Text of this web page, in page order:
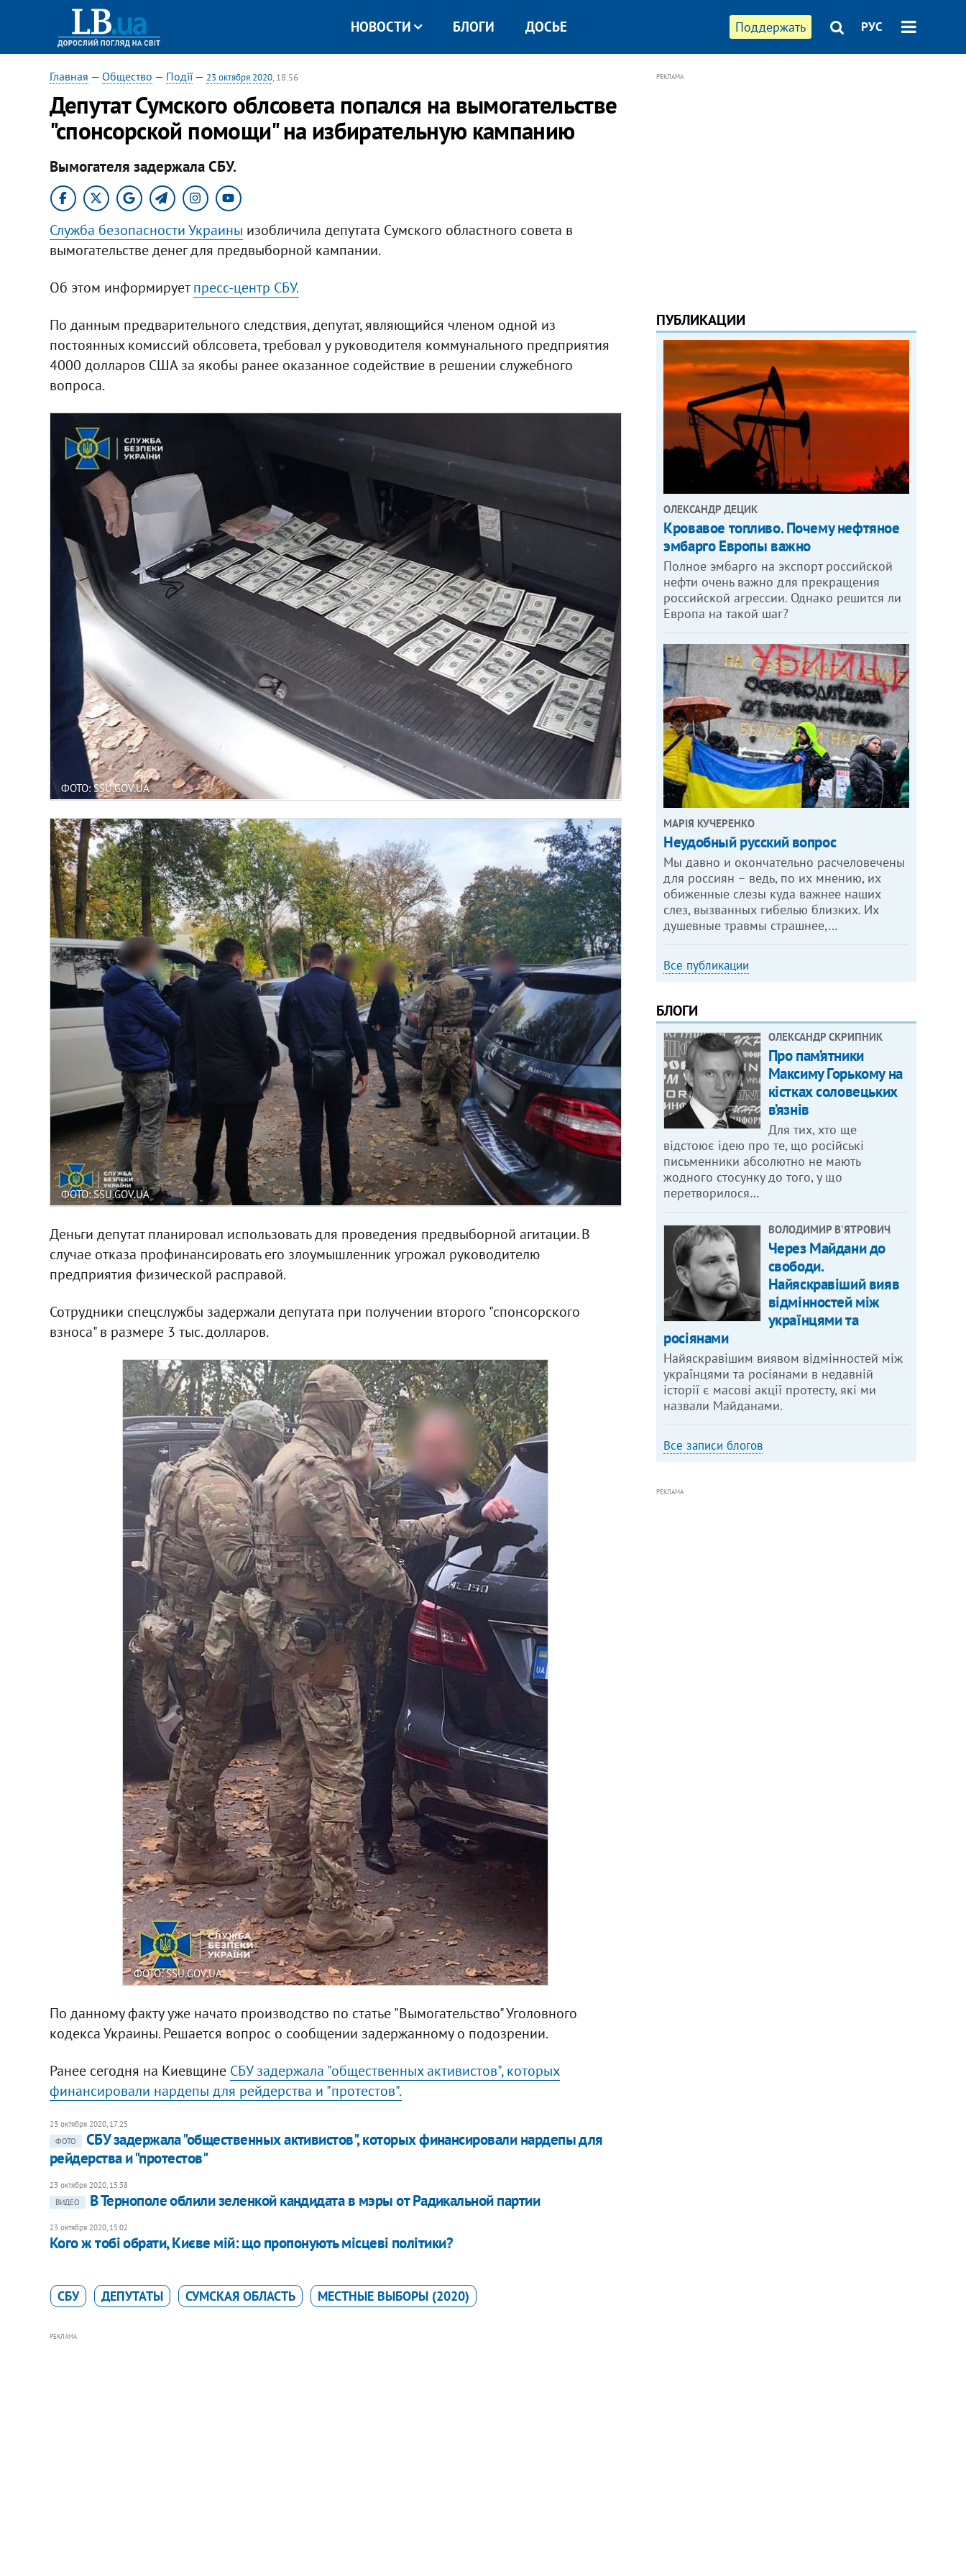
Поддержать РУС
НОВОСТИ БЛОГИ ДОСЬЕ
Главная — Общество — Події— 23 октября 2020, 18:56
Депутат Сумского облсовета попался на вымогательстве
"спонсорской помощи" на избирательную кампанию
Вымогателя задержала СБУ.
Служба безопасности Украины изобличила депутата Сумского областного совета в
вымогательстве денег для предвыборной кампании.
Об этом информируетпресс-центр СБУ.
По данным предварительного следствия, депутат, являющийся членом одной из
постоянных комиссий облсовета, требовал у руководителя коммунального предприятия
4000 долларов США за якобы ранее оказанное содействие в решении служебного
вопроса.
ФОТО: SSU.GOV.UA
ФОТО: SSU.GOV.UA
Деньги депутат планировал использовать для проведения предвыборной агитации. В
случае отказа профинансировать его злоумышленник угрожал руководителю
предприятия физической расправой.
Сотрудники спецслужбы задержали депутата при получении второго "спонсорского
взноса" в размере 3 тыс. долларов.
ФОТО: SSU.GOV.UA
По данному факту уже начато производство по статье "Вымогательство" Уголовного
кодекса Украины. Решается вопрос о сообщении задержанному о подозрении.
Ранее сегодня на Киевщине СБУ задержала "общественных активистов", которых
финансировали нардепы для рейдерства и "протестов".
23 октября 2020, 17:25
ФОТО
СБУ задержала "общественных активистов", которых финансировали нардепы для
рейдерства и "протестов"
23 октября 2020, 15:38
ВИДЕО
В Тернополе облили зеленкой кандидата в мэры от Радикальной партии
23 октября 2020, 15:02
Кого ж тобі обрати, Києве мій: що пропонують місцеві політики?
СБУ ДЕПУТАТЫ СУМСКАЯ ОБЛАСТЬ МЕСТНЫЕ ВЫБОРЫ (2020)
РЕКЛАМА
РЕКЛАМА
ПУБЛИКАЦИИ
ОЛЕКСАНДР ДЕЦИК
Кровавое топливо. Почему нефтяное
эмбарго Европы важно
Полное эмбарго на экспорт российской
нефти очень важно для прекращения
российской агрессии. Однако решится ли
Европа на такой шаг?
МАРІЯ КУЧЕРЕНКО
​Неудобный русский вопрос
Мы давно и окончательно расчеловечены
для россиян – ведь, по их мнению, их
обиженные слезы куда важнее наших
слез, вызванных гибелью близких. Их
душевные травмы страшнее,…
Все публикации
БЛОГИ
ОЛЕКСАНДР СКРИПНИК
Про пам’ятники
Максиму Горькому на
кістках соловецьких
в’язнів
Для тих, хто ще
відстоює ідею про те, що російські
письменники абсолютно не мають
жодного стосунку до того, у що
перетворилося…
ВОЛОДИМИР В'ЯТРОВИЧ
Через Майдани до
свободи.
Найяскравіший вияв
відмінностей між
українцями та
росіянами
Найяскравішим виявом відмінностей між
українцями та росіянами в недавній
історії є масові акції протесту, які ми
назвали Майданами.
Все записи блогов
РЕКЛАМА